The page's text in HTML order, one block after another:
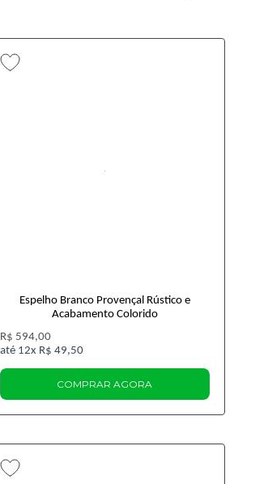
Espelho Branco Provençal Rústico e
Acabamento Colorido
R$ 594,00
12x R$ 49,50
COMPRAR AGORA